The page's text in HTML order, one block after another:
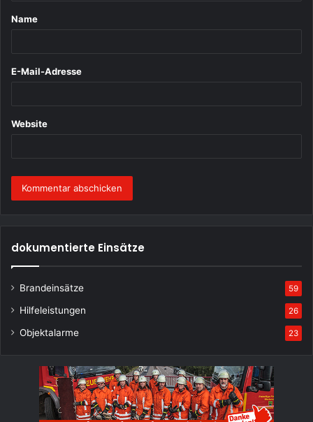
a
Name
E-Mail-Adresse
Website
dokumentierte Einsätze
Brandeinsätze 59
Hilfeleistungen 26
Objektalarme 23